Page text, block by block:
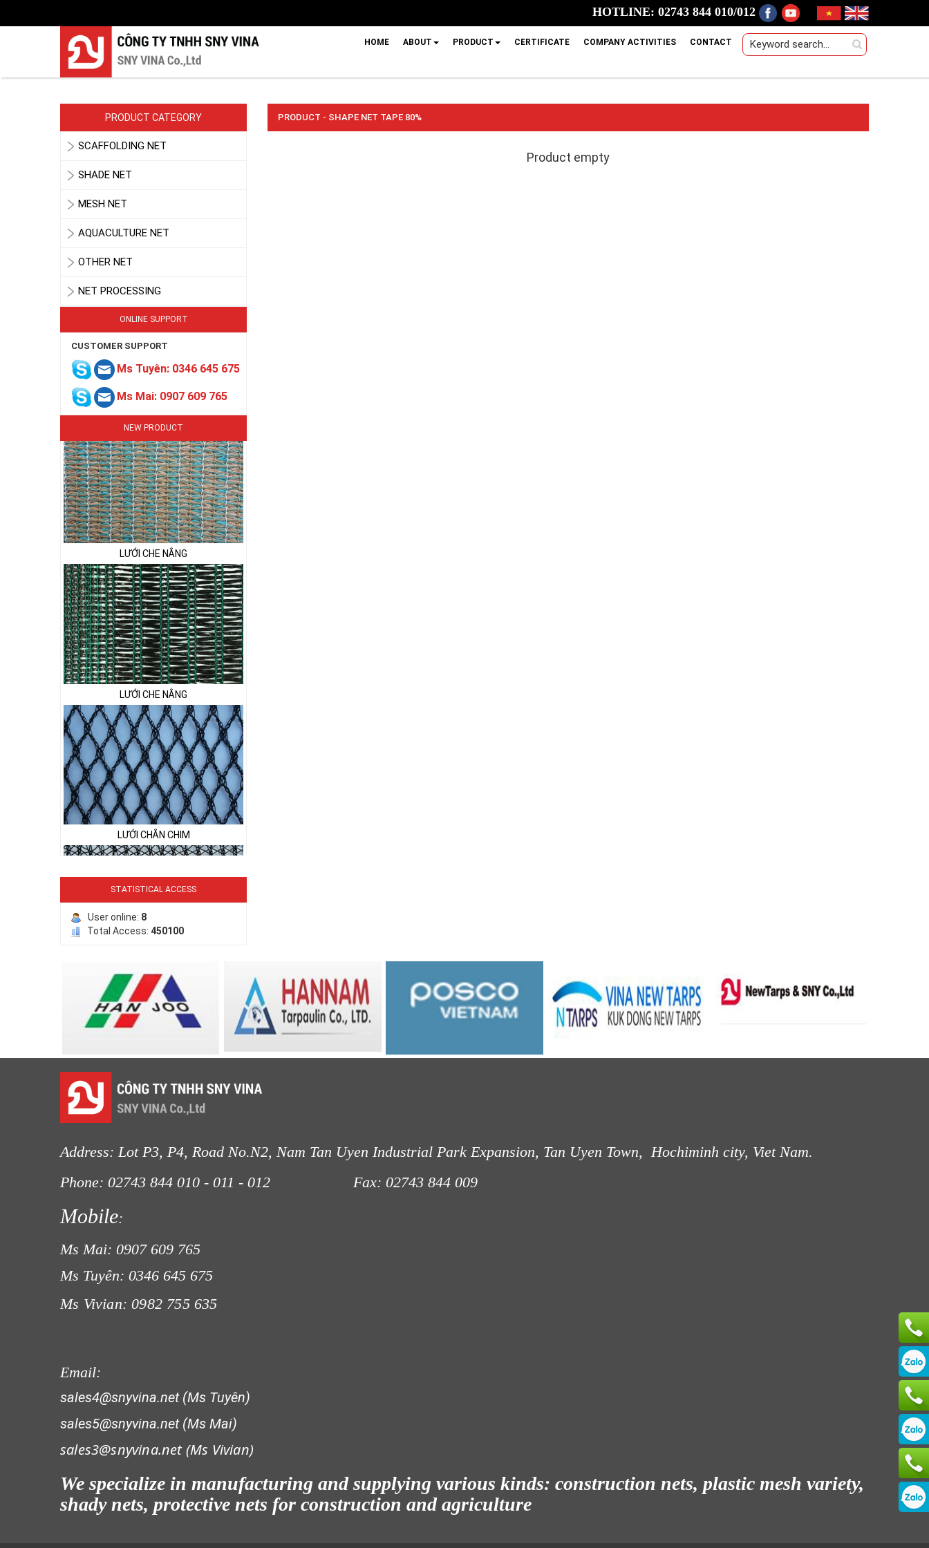
HOTLINE: 02743 844 010/012
HOME ABOUT PRODUCT CERTIFICATE COMPANY ACTIVITIES CONTACT
PRODUCT CATEGORY
SCAFFOLDING NET
SHADE NET
MESH NET
AQUACULTURE NET
OTHER NET
NET PROCESSING
ONLINE SUPPORT
CUSTOMER SUPPORT
Ms Tuyên: 0346 645 675
Ms Mai: 0907 609 765
NEW PRODUCT
LƯỚI CHE NẮNG
LƯỚI CHE NẮNG
LƯỚI CHẮN CHIM
LƯỚI PHƠI NÔNG SẢN
LƯỚI HÀNG RÀO HÌNH VUÔNG
LƯỚI NUÔI TRỒNG HẢI SẢN
LƯỚI CHE NẮNG
LƯỚI CHẮN CHIM
STATISTICAL ACCESS
User online: 8
Total Access: 450100
PRODUCT - SHAPE NET TAPE 80%
Product empty
Address: Lot P3, P4, Road No.N2, Nam Tan Uyen Industrial Park Expansion, Tan Uyen Town, Hochiminh city, Viet Nam.
Phone: 02743 844 010 - 011 - 012 Fax: 02743 844 009
Mobile:
Ms Mai: 0907 609 765
Ms Tuyên: 0346 645 675
Ms Vivian: 0982 755 635
Email:
sales4@snyvina.net (Ms Tuyên)
sales5@snyvina.net (Ms Mai)
sales3@snyvina.net (Ms Vivian)
We specialize in manufacturing and supplying various kinds: construction nets, plastic mesh variety,
shady nets, protective nets for construction and agriculture